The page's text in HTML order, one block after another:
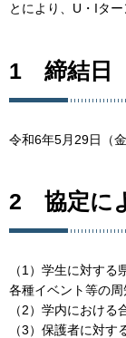
とにより、U・Iター
1 締結日
令和6年5月29日（金
2 協定に
（1）学生に対す
各種イベント等の周
（2）学内における
（3）保護者に対す